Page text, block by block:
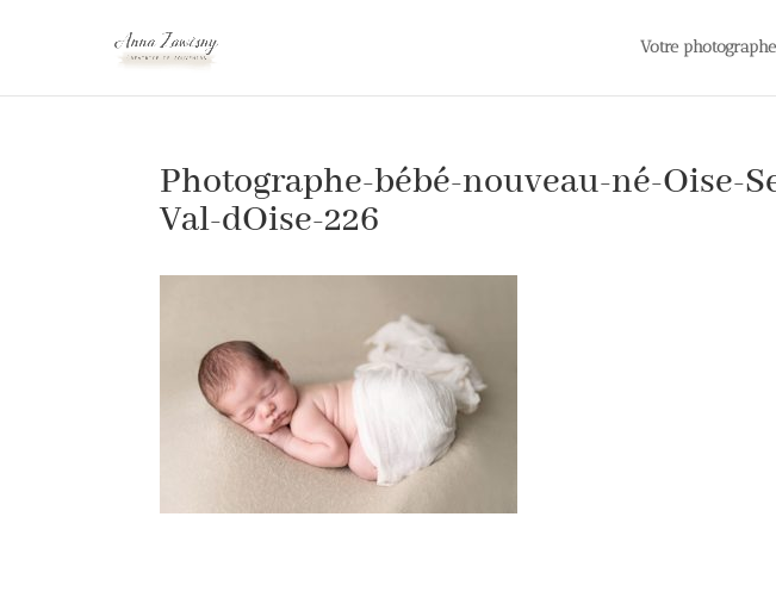
Votre photographe
Photographe-bébé-nouveau-né-Oise-
Val-dOise-226